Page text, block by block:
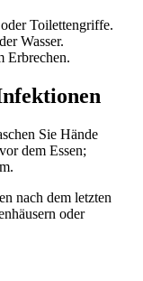
Toilettengriffe.
Wasser.
Erbrechen.
Sie Hände
dem Essen;
nach dem letzten
oder